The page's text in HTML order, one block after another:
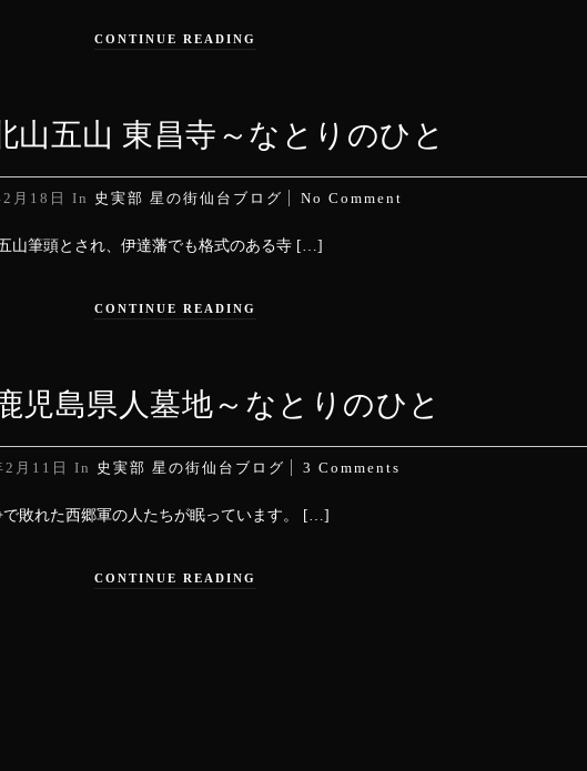
CONTINUE READING
山五山 東昌寺～なとりのひと
2月18日In 史実部 星の街仙台ブログ No Comment
山筆頭とされ、伊達藩でも格式のある寺 […]
CONTINUE READING
児島県人墓地～なとりのひと
2月11日In 史実部 星の街仙台ブログ 3 Comments
敗れた西郷軍の人たちが眠っています。 […]
CONTINUE READING